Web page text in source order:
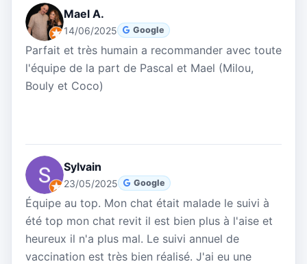
Mael A.
14/06/2025 Google
Parfait et très humain a recommander avec toute
l'équipe de la part de Pascal et Mael (Milou,
Bouly et Coco)
Sylvain
23/05/2025 Google
Équipe au top. Mon chat était malade le suivi à
été top mon chat revit il est bien plus à l'aise et
heureux il n'a plus mal. Le suivi annuel de
vaccination est très bien réalisé. J'ai eu une